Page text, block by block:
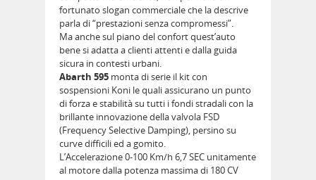
fortunato slogan commerciale che la descrive
parla di “prestazioni senza compromessi”.
Ma anche sul piano del confort quest’auto
bene si adatta a clienti attenti e dalla guida
sicura in contesti urbani.
Abarth 595 monta di serie il kit con
sospensioni Koni le quali assicurano un punto
di forza e stabilità su tutti i fondi stradali con la
brillante innovazione della valvola FSD
(Frequency Selective Damping), persino su
curve difficili ed a gomito.
L’Accelerazione 0-100 Km/h 6,7 SEC unitamente
al motore dalla potenza massima di 180 CV